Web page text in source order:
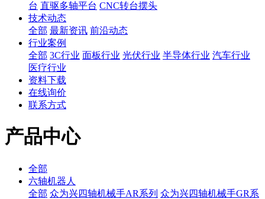
台 直驱多轴平台 CNC转台摆头
技术动态
全部 最新资讯 前沿动态
行业案例
全部 3C行业 面板行业 光伏行业 半导体行业 汽车行业
医疗行业
资料下载
在线询价
联系方式
产品中心
全部
六轴机器人
全部 众为兴四轴机械手AR系列 众为兴四轴机械手GR系